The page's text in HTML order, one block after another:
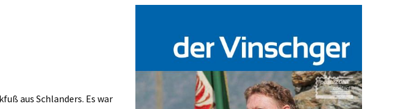
aus Schlanders. Es war